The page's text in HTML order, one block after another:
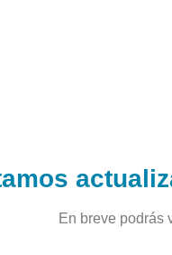
En breve podrás